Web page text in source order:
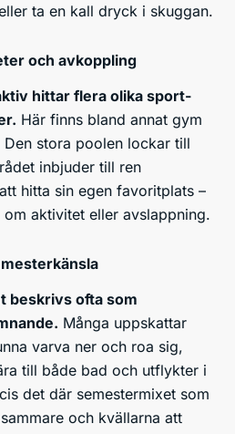
ta en kall dryck i skuggan.
och avkoppling
hittar flera olika sport-
Här finns bland annat gym
stora poolen lockar till
inbjuder till ren
hitta sin egen favoritplats –
aktivitet eller avslappning.
beskrivs ofta som
Många uppskattar
varva ner och roa sig,
till både bad och utflykter i
det där semestermixet som
och kvällarna att